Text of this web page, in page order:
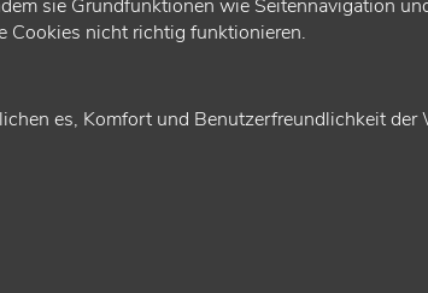
sie Grundfunktionen wie Seitennavigation
Cookies nicht richtig funktionieren.
es, Komfort und Benutzerfreundlichkeit der
die für ihre chronisch kranken oder nicht
Videosprechstunden anbieten, werden